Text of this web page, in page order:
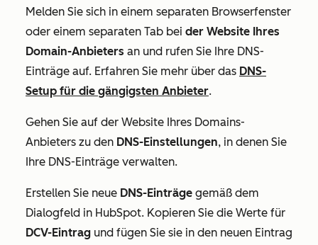
Melden Sie sich in einem separaten Browserfenster
oder einem separaten Tab bei der Website Ihres
Domain-Anbieters an und rufen Sie Ihre DNS-
Einträge auf. Erfahren Sie mehr über das DNS-
Setup für die gängigsten Anbieter.
Gehen Sie auf der Website Ihres Domains-
Anbieters zu den DNS-Einstellungen, in denen Sie
Ihre DNS-Einträge verwalten.
Erstellen Sie neue DNS-Einträge gemäß dem
Dialogfeld in HubSpot. Kopieren Sie die Werte für
DCV-Eintrag und fügen Sie sie in den neuen Eintrag